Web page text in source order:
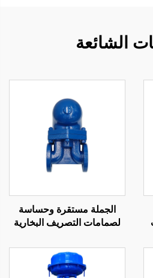
الشائعة
الجملة مستقرة وحساسة
لصمامات التصريف البخارية
وإغلاق جيد